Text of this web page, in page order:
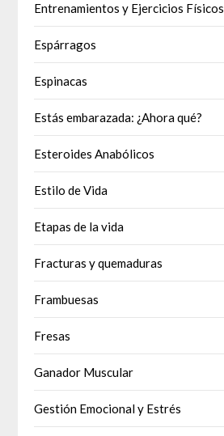
Entrenamientos y Ejercicios Físicos
Espárragos
Espinacas
Estás embarazada: ¿Ahora qué?
Esteroides Anabólicos
Estilo de Vida
Etapas de la vida
Fracturas y quemaduras
Frambuesas
Fresas
Ganador Muscular
Gestión Emocional y Estrés